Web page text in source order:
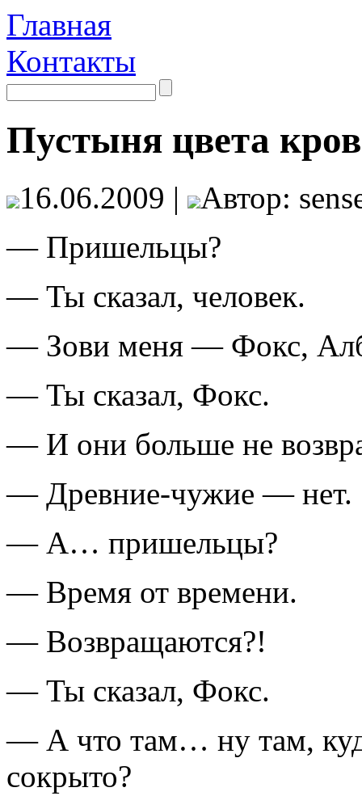
Главная
Контакты
Пустыня цвета
16.06.2009 |
Автор:
— Пришельцы?
— Ты сказал, человек.
— Зови меня — Фокс,
— Ты сказал, Фокс.
— И они больше не
— Древние-чужие — нет.
— А… пришельцы?
— Время от времени.
— Возвращаются?!
— Ты сказал, Фокс.
— А что там… ну там,
сокрыто?